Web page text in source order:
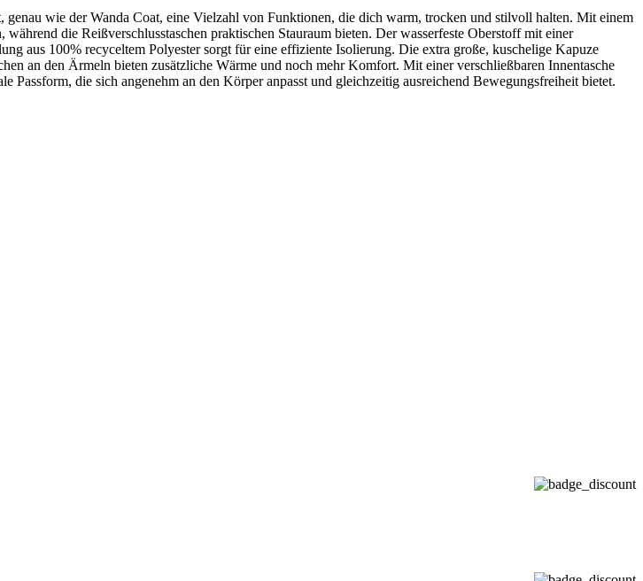
genau wie der Wanda Coat, eine Vielzahl von Funktionen, die dich warm, trocken und stilvoll halten. Mit einem
die Reißverschlusstaschen praktischen Stauraum bieten. Der wasserfeste Oberstoff mit einer
aus 100% recyceltem Polyester sorgt für eine effiziente Isolierung. Die extra große, kuschelige Kapuze
an den Ärmeln bieten zusätzliche Wärme und noch mehr Komfort. Mit einer verschließbaren Innentasche
die sich angenehm an den Körper anpasst und gleichzeitig ausreichend Bewegungsfreiheit bietet.